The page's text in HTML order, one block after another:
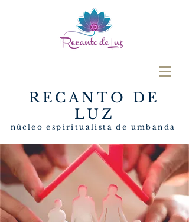
RECANTO DE
LUZ
núcleo espiritualista de umbanda